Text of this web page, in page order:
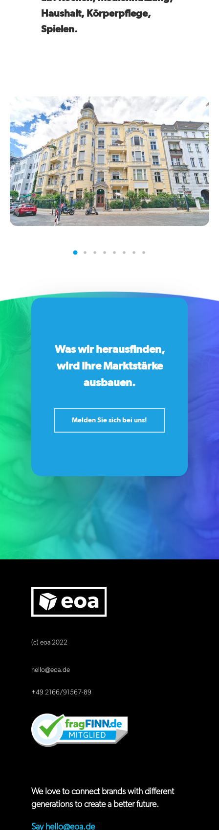
Haushalt, Körperpflege,
Spielen.
Was wir herausfinden,
wird Ihre Marktstärke
ausbauen.
Melden Sie sich bei uns!
(c) eoa 2022
hello@eoa.de
+49 2166/91567-89
We love to connect brands with different
generations to create a better future.
Say hello@eoa.de